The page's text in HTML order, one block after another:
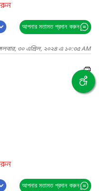
আপনার মতামত প্রদান করুন
৩০ এপ্রিল, ২০২৪ এ ১০:৩৫ AM
আপনার মতামত প্রদান করুন